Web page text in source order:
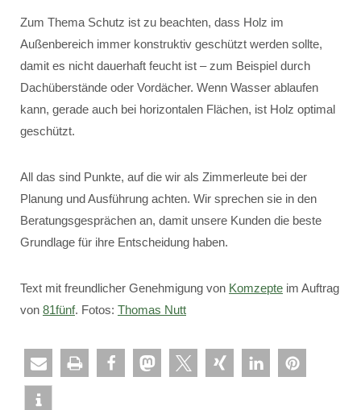
Zum Thema Schutz ist zu beachten, dass Holz im
Außenbereich immer konstruktiv geschützt werden sollte,
damit es nicht dauerhaft feucht ist – zum Beispiel durch
Dachüberstände oder Vordächer. Wenn Wasser ablaufen
kann, gerade auch bei horizontalen Flächen, ist Holz optimal
geschützt.
All das sind Punkte, auf die wir als Zimmerleute bei der
Planung und Ausführung achten. Wir sprechen sie in den
Beratungsgesprächen an, damit unsere Kunden die beste
Grundlage für ihre Entscheidung haben.
Text mit freundlicher Genehmigung von Komzepte im Auftrag
von 81fünf. Fotos: Thomas Nutt